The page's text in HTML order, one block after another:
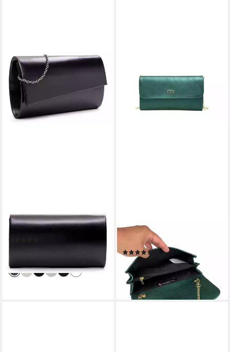
TAMARIS
Clutch Clutch
lieferbar - in 2-3 Werktagen bei dir
+5
Clutch Eleganz, aus Leder, mit
separaten Fächern
(3)
64,99 €
lieferbar - in 2-3 Werktagen bei dir